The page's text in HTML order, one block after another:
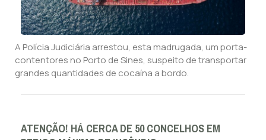
A Polícia Judiciária arrestou, esta madrugada, um porta-
contentores no Porto de Sines, suspeito de transportar
grandes quantidades de cocaína a bordo.
ATENÇÃO! HÁ CERCA DE 50 CONCELHOS EM